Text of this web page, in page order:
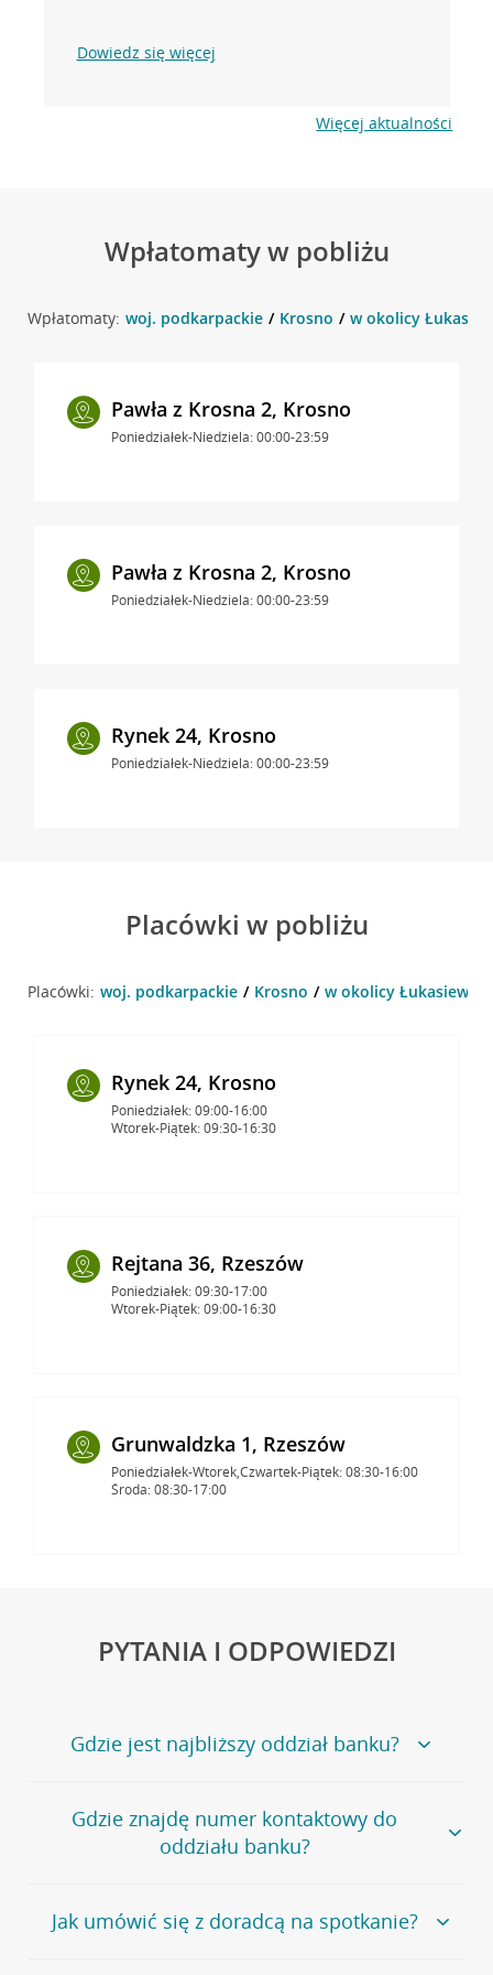
Dowiedz się więcej
Więcej aktualności
Wpłatomaty w pobliżu
Wpłatomaty: woj. podkarpackie Krosno w okolicy
Pawła z Krosna 2, Krosno
Poniedziałek-Niedziela: 00:00-23:59
Pawła z Krosna 2, Krosno
Poniedziałek-Niedziela: 00:00-23:59
Rynek 24, Krosno
Poniedziałek-Niedziela: 00:00-23:59
Placówki w pobliżu
Placówki: woj. podkarpackie Krosno w okolicy
Rynek 24, Krosno
Poniedziałek: 09:00-16:00
Wtorek-Piątek: 09:30-16:30
Rejtana 36, Rzeszów
Poniedziałek: 09:30-17:00
Wtorek-Piątek: 09:00-16:30
Grunwaldzka 1, Rzeszów
Poniedziałek-Wtorek,Czwartek-Piątek: 08:30-16:00
Środa: 08:30-17:00
PYTANIA I ODPOWIEDZI
Gdzie jest najbliższy oddział banku?
Jeśli szukasz oddziału naszego banku, zapraszamy na
stronęPlacówki i bankomaty, na której znajduje się
wygodna wyszukiwarka.
oddziałów
Gdzie znajdę numer kontaktowy do
oddziału banku?
Bank Credit Agricole nie udostępnia ogólnego numeru
telefonu do placówki bankowej.
Jak umówić się z doradcą na spotkanie?